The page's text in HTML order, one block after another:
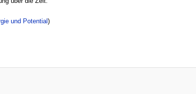
und Potential )